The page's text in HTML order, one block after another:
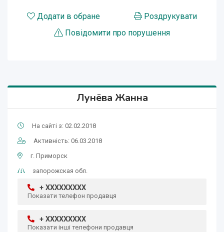
Додати в обране
Роздрукувати
Повідомити про порушення
Лунёва Жанна
На сайті з: 02.02.2018
Активність: 06.03.2018
г. Приморск
запорожская обл.
+ XXXXXXXXX
Показати телефон продавця
+ XXXXXXXXX
Показати інші телефони продавця